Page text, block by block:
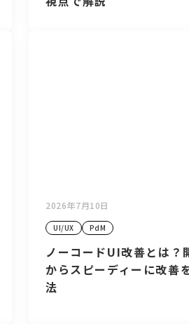
2026年7月10日
UI/UX PdM
ノーコードUI改善とは？
からスピーディーに改善
法